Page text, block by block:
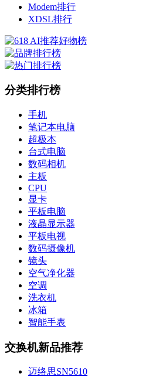
Modem排行
XDSL排行
分类排行榜
手机
笔记本电脑
超极本
台式电脑
数码相机
主板
CPU
显卡
平板电脑
液晶显示器
平板电视
数码摄像机
镜头
空气净化器
空调
洗衣机
冰箱
智能手表
交换机新品推荐
迈络思SN5610